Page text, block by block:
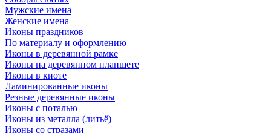
Мужские имена
Женские имена
Иконы праздников
По материалу и оформлению
Иконы в деревянной рамке
Иконы на деревянном планшете
Иконы в киоте
Ламинированные иконы
Резные деревянные иконы
Иконы с поталью
Иконы из металла (литьё)
Иконы со стразами